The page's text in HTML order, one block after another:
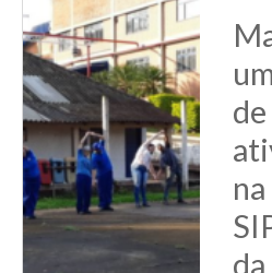
Leia Mais
de
na
da